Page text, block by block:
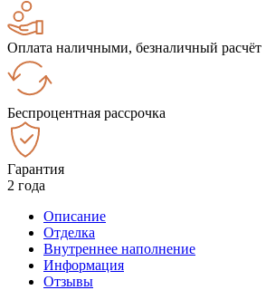
Оплата наличными, безналичный расчёт
Беспроцентная рассрочка
Гарантия
2 года
Описание
Отделка
Внутреннее наполнение
Информация
Отзывы